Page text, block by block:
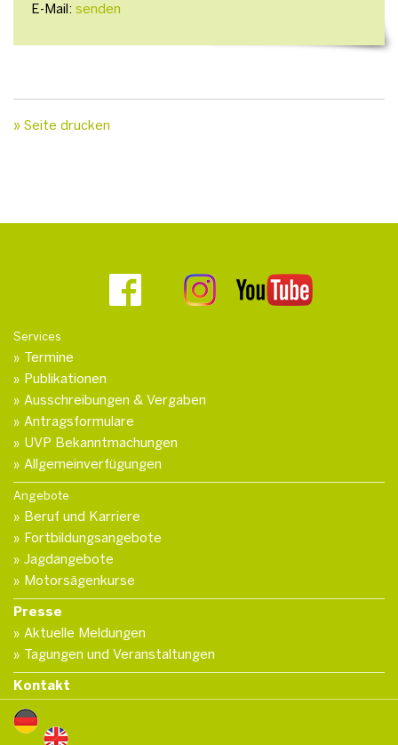
E-Mail: senden
» Seite drucken
Services
Termine
Publikationen
Ausschreibungen & Vergaben
Antragsformulare
UVP Bekanntmachungen
Allgemeinverfügungen
Angebote
Beruf und Karriere
Fortbildungsangebote
Jagdangebote
Motorsägenkurse
Presse
Aktuelle Meldungen
Tagungen und Veranstaltungen
Kontakt